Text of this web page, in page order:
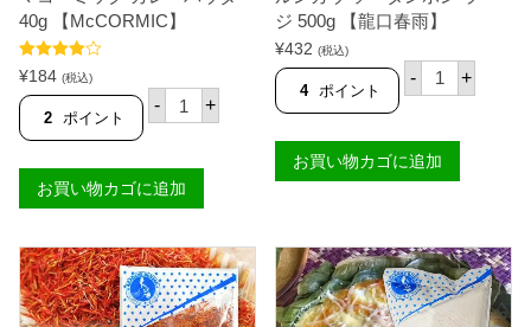
O
R
個
40g 【McCORMIC】
5段階中
4.50 の評価
¥184 (税込)
2 ポイント
- マ
コ
ッ
ク
カ
ー
パ
ウ
ダ
ー
+
お買い物カゴに追加
ジ 500g 【龍口春雨】
¥432 (税込)
4 ポイント
- ル
ン
ソ
ー
タ
ラ
ー
ジ
5
+
お買い物カゴに追加